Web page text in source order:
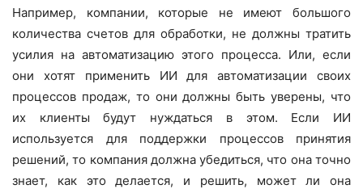
Например, компании, которые не имеют большого
количества счетов для обработки, не должны тратить
усилия на автоматизацию этого процесса. Или, если
они хотят применить ИИ для автоматизации своих
процессов продаж, то они должны быть уверены, что
их клиенты будут нуждаться в этом. Если ИИ
используется для поддержки процессов принятия
решений, то компания должна убедиться, что она точно
знает, как это делается, и решить, может ли она